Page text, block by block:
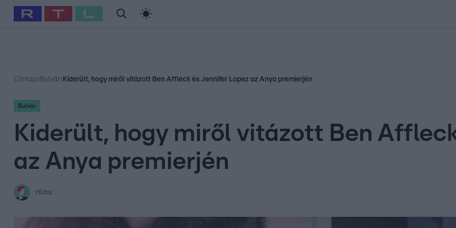
Babits Marcella Szellő István Most Wanted
Címlap› Bulvár› Kiderült, hogy miről vitázott Ben Affleck és Jennifer Lopez az Anya premierjén
Bulvár
Kiderült, hogy miről vitázott Ben
az Anya premierjén
rtl.hu